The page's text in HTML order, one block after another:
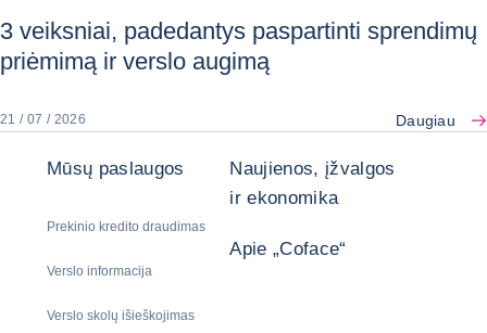
3 veiksniai, padedantys paspartinti sprendimų
priėmimą ir verslo augimą
21 / 07 / 2026 Daugiau
Mūsų paslaugos
Prekinio kredito draudimas
Verslo informacija
Verslo skolų išieškojimas
Naujienos, įžvalgos
ir ekonomika
Apie „Coface“